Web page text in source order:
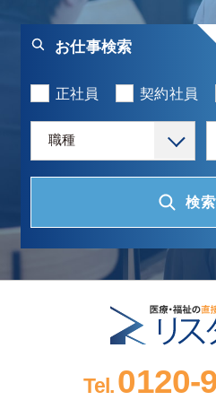
正社員 契約社員
お仕事検索
職種
検
Tel.0120-